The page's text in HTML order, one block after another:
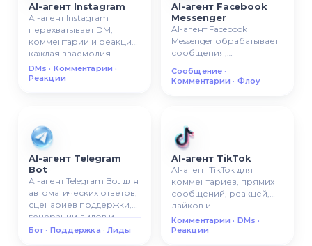
AI-агент Instagram
AI-агент Instagram
перехватывает DM,
комментарии и реакции,
каждая взаемодия
логуется как лид в
вашей CRM.
DMs · Комментарии ·
Реакции
AI-агент Facebook
Messenger
AI-агент Facebook
Messenger обрабатывает
сообщения,
сценарии, все
разговоры
CRM.
Сообщение ·
Комментарии · Флоу
AI-агент Telegram
Bot
AI-агент Telegram Bot для
автоматических ответов,
сценариев поддержки,
генерации лидов и
умной Telegram-
Бот · Поддержка · Лиды
AI-агент TikTok
AI-агент TikTok для
комментариев, прямих
сообщений, реакцей,
лайков и
автоматизированной
коммуникации в TikTok.
Комментарии · DMs ·
Реакции